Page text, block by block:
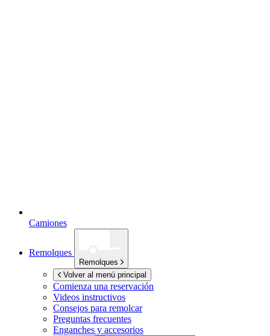
Camiones
Remolques
Remolques
Volver al menú principal
Comienza una reservación
Videos instructivos
Consejos para remolcar
Preguntas frecuentes
Enganches y accesorios